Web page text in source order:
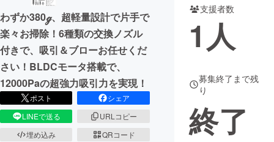
CAMPFIREふるさと納税
コミュニティ
わずか380ℊ、超軽量設計で片手で
楽々お掃除！6種類の交換ノズル
付きで、吸引＆ブローお任せくだ
さい！BLDCモータ搭載で、
12000Paの超強力吸引力を実現！
ポスト
シェア
LINEで送る
URLコピー
埋め込み
QRコード
支援者数
1人
募集終了まで残
り
終了